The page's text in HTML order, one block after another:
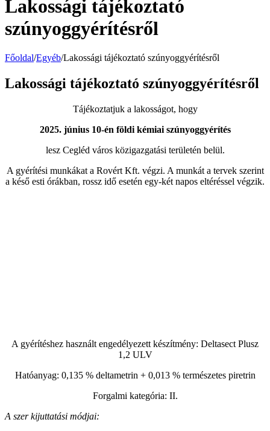
Lakossági tájékoztató
szúnyoggyérítésről
Főoldal/Egyéb/Lakossági tájékoztató szúnyoggyérítésről
Lakossági tájékoztató szúnyoggyérítésről
Tájékoztatjuk a lakosságot, hogy
2025. június 10-én földi kémiai szúnyoggyérítés
lesz Cegléd város közigazgatási területén belül.
A gyérítési munkákat a Rovért Kft. végzi. A munkát a tervek szerint
a késő esti órákban, rossz idő esetén egy-két napos eltéréssel végzik.
A gyérítéshez használt engedélyezett készítmény: Deltasect Plusz
1,2 ULV
Hatóanyag: 0,135 % deltametrin + 0,013 % természetes piretrin
Forgalmi kategória: II.
A szer kijuttatási módjai: